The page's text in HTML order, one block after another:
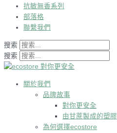
抗敏無香系列
部落格
聯繫我們
搜索
搜索
關於我們
品牌故事
對你更安全
由甘蔗製成的塑膠
為何選擇ecostore